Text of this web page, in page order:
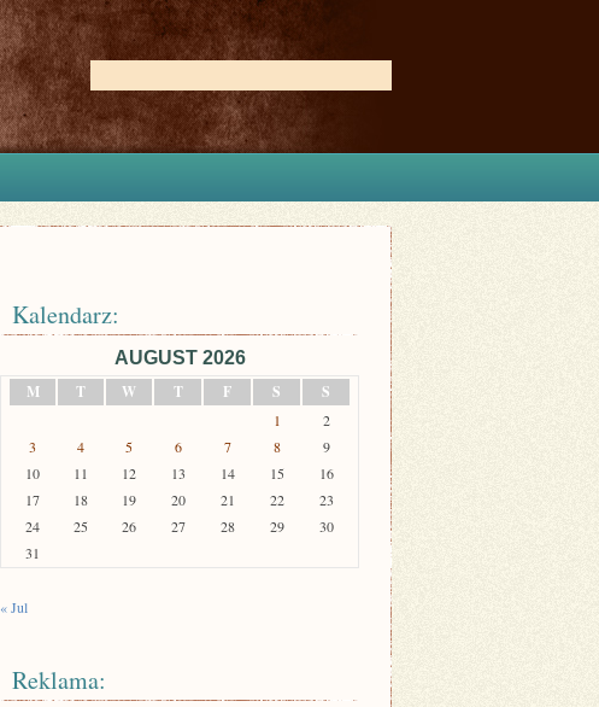
Kalendarz:
AUGUST 2026
M
T W T F S S
1
2
3
4 5 6 7 8
9
10
11 12 13 14 15
16
17
18 19 20 21 22
23
24
25 26 27 28 29
30
31
« Jul
Reklama: